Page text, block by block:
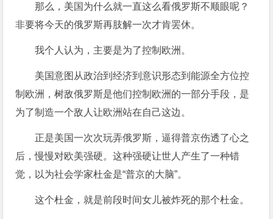
那么，美国为什么就一直这么看俄罗斯不顺眼呢？
非要将今天的俄罗斯再肢解一次才肯罢休。
我个人认为，主要是为了控制欧洲。
美国意图从政治到经济到意识形态到能源全方位控
制欧洲，树敌俄罗斯是他们控制欧洲的一部分手段，是
为了制造一个敌人让欧洲站在自己这边。
正是美国一次次玩弄俄罗斯，逼得普京伤透了心之
后，慢慢对欧美强硬。这种强硬让世人产生了一种错
觉，以为社会学家杜金是“普京的大脑”。
这个杜金，就是前段时间女儿被炸死的那个杜金。